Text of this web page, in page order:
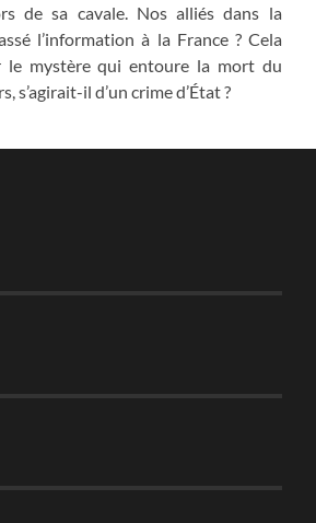
de sa cavale. Nos alliés dans la
l’information à la France ? Cela
le mystère qui entoure la mort du
s’agirait-il d’un crime d’État ?